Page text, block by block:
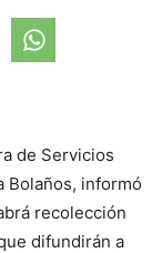
de Servicios
Bolaños, informó
recolección
difundirán a